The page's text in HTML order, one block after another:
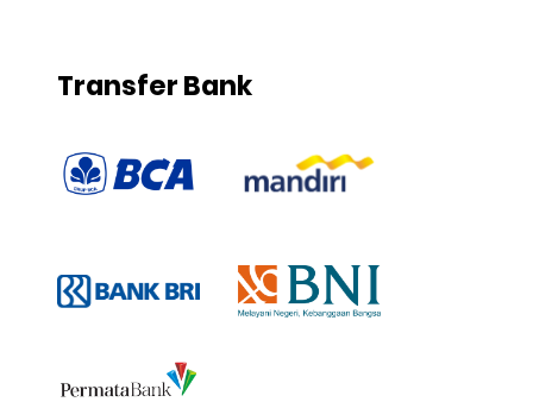
Transfer Bank